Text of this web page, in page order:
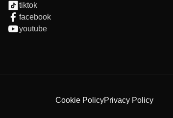
tiktok
facebook
youtube
Cookie PolicyPrivacy Policy